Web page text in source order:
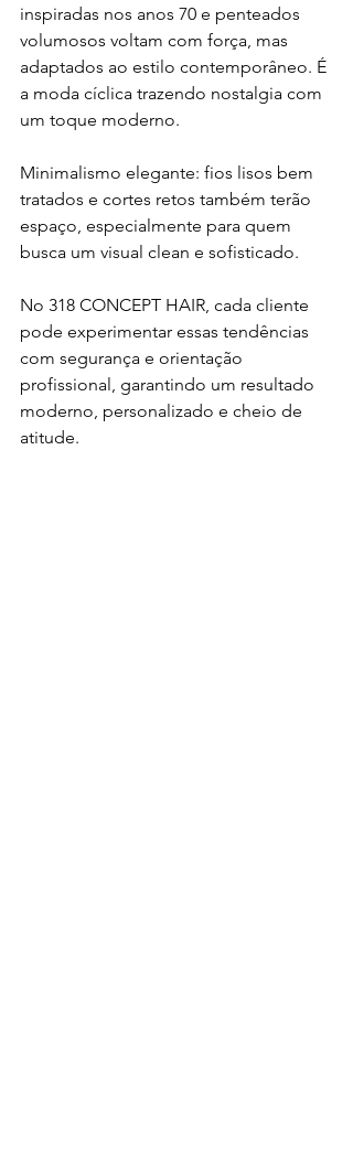
inspiradas nos anos 70 e penteados
volumosos voltam com força, mas
adaptados ao estilo contemporâneo. É
a moda cíclica trazendo nostalgia com
um toque moderno.
Minimalismo elegante: fios lisos bem
tratados e cortes retos também terão
espaço, especialmente para quem
busca um visual clean e sofisticado.
No 318 CONCEPT HAIR, cada cliente
pode experimentar essas tendências
com segurança e orientação
profissional, garantindo um resultado
moderno, personalizado e cheio de
atitude.